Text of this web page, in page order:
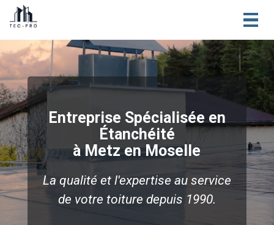
Entreprise Spécialisée en
Étanchéité
à Metz en Moselle
La qualité et l'expertise au service
de votre toiture depuis 1990.